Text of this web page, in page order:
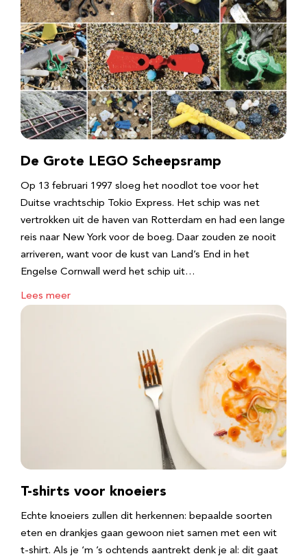
De Grote LEGO Scheepsramp
Op 13 februari 1997 sloeg het noodlot toe voor het
Duitse vrachtschip Tokio Express. Het schip was net
vertrokken uit de haven van Rotterdam en had een lange
reis naar New York voor de boeg. Daar zouden ze nooit
arriveren, want voor de kust van Land’s End in het
Engelse Cornwall werd het schip uit…
Lees meer
T-shirts voor knoeiers
Echte knoeiers zullen dit herkennen: bepaalde soorten
eten en drankjes gaan gewoon niet samen met een wit
t-shirt. Als je ‘m ’s ochtends aantrekt denk je al: dit gaat